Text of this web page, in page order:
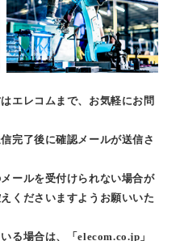
エレコムまで、お気軽にお問
完了後に確認メールが送信さ
ールを受付けられない場合が
くださいますようお願いいた
る場合は、「elecom.co.jp」